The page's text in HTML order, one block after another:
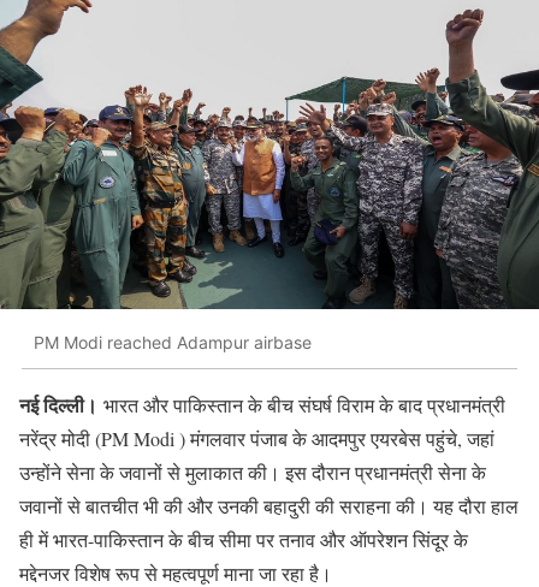
PM Modi reached Adampur airbase
नई दिल्ली। भारत और पाकिस्तान के बीच संघर्ष विराम के बाद प्रधानमंत्री
नरेंद्र मोदी (PM Modi ) मंगलवार पंजाब के आदमपुर एयरबेस पहुंचे, जहां
उन्होंने सेना के जवानों से मुलाकात की। इस दौरान प्रधानमंत्री सेना के
जवानों से बातचीत भी की और उनकी बहादुरी की सराहना की। यह दौरा हाल
ही में भारत-पाकिस्तान के बीच सीमा पर तनाव और ऑपरेशन सिंदूर के
मद्देनजर विशेष रूप से महत्वपूर्ण माना जा रहा है।